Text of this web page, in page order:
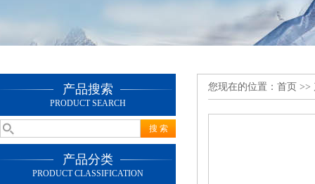
产品搜索
PRODUCT SEARCH
产品分类
PRODUCT CLASSIFICATION
您现在的位置： 首页 >>